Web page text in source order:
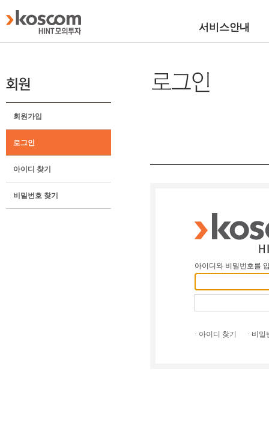
서비스안내
회원가입
로그인
아이디 찾기
비밀번호 찾기
아이디와 비밀번호를
· 아이디 찾기 · 비밀